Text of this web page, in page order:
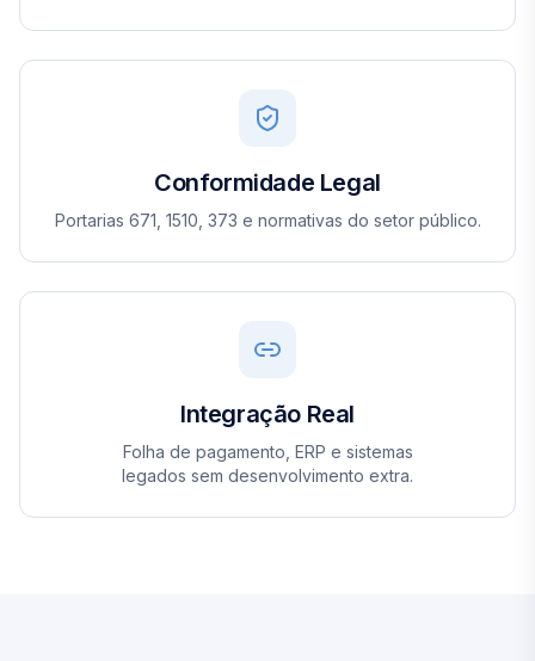
Conformidade Legal
Portarias 671, 1510, 373 e normativas do setor público.
Integração Real
Folha de pagamento, ERP e sistemas
legados sem desenvolvimento extra.